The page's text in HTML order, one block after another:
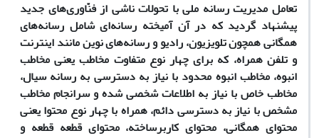
تعامل مدیریت رسانه ملی با تحولات ناشی از فنّاوری‌های جدید
پیشنهاد گردید که در آن آمیخته رسانه‌ای شامل رسانه‌های
همگانی همچون تلویزیون، رادیو و رسانه‌های نوین مانند اینترنت
و تلفن همراه، که برای چهار نوع متفاوت مخاطب یعنی مخاطب
انبوه، مخاطب انبوه محدود با نیاز به دسترسی به رسانه سیال،
مخاطب خاص با نیاز به اطلاعات شخصی‌ شده و سرانجام مخاطب
مشخص با نیاز به دسترسی دائم، همراه با چهار نوع محتوا یعنی
محتوای همگانی، محتوای کاربرساخته، محتوای قطعه قطعه و